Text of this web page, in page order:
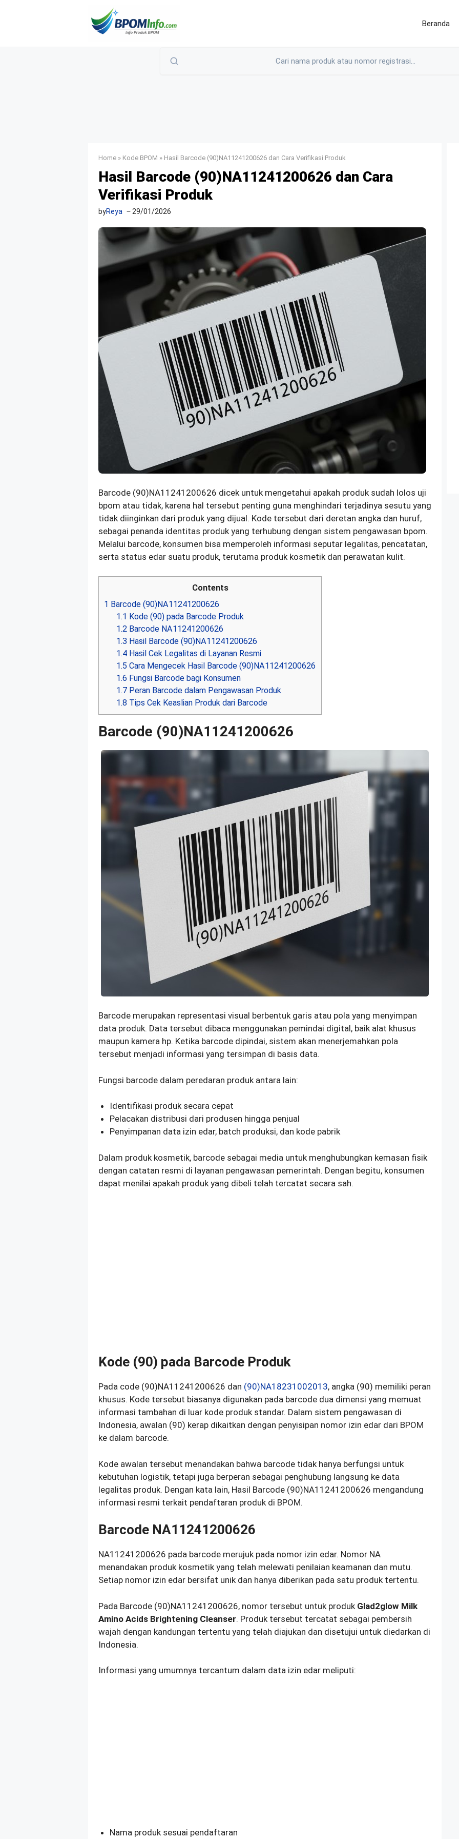
Beranda
Home » Kode BPOM » Hasil Barcode (90)NA11241200626 dan Cara Verifikasi Produk
Hasil Barcode (90)NA11241200626 dan Cara
Verifikasi Produk
byReya 29/01/2026
Barcode (90)NA11241200626 dicek untuk mengetahui apakah produk sudah lolos uji
bpom atau tidak, karena hal tersebut penting guna menghindari terjadinya sesutu yang
tidak diinginkan dari produk yang dijual. Kode tersebut dari deretan angka dan huruf,
sebagai penanda identitas produk yang terhubung dengan sistem pengawasan bpom.
Melalui barcode, konsumen bisa memperoleh informasi seputar legalitas, pencatatan,
serta status edar suatu produk, terutama produk kosmetik dan perawatan kulit.
Contents
1 Barcode (90)NA11241200626
1.1 Kode (90) pada Barcode Produk
1.2 Barcode NA11241200626
1.3 Hasil Barcode (90)NA11241200626
1.4 Hasil Cek Legalitas di Layanan Resmi
1.5 Cara Mengecek Hasil Barcode (90)NA11241200626
1.6 Fungsi Barcode bagi Konsumen
1.7 Peran Barcode dalam Pengawasan Produk
1.8 Tips Cek Keaslian Produk dari Barcode
Barcode (90)NA11241200626
Barcode merupakan representasi visual berbentuk garis atau pola yang menyimpan
data produk. Data tersebut dibaca menggunakan pemindai digital, baik alat khusus
maupun kamera hp. Ketika barcode dipindai, sistem akan menerjemahkan pola
tersebut menjadi informasi yang tersimpan di basis data.
Fungsi barcode dalam peredaran produk antara lain:
Identifikasi produk secara cepat
Pelacakan distribusi dari produsen hingga penjual
Penyimpanan data izin edar, batch produksi, dan kode pabrik
Dalam produk kosmetik, barcode sebagai media untuk menghubungkan kemasan fisik
dengan catatan resmi di layanan pengawasan pemerintah. Dengan begitu, konsumen
dapat menilai apakah produk yang dibeli telah tercatat secara sah.
Kode (90) pada Barcode Produk
Pada code (90)NA11241200626 dan (90)NA18231002013, angka (90) memiliki peran
khusus. Kode tersebut biasanya digunakan pada barcode dua dimensi yang memuat
informasi tambahan di luar kode produk standar. Dalam sistem pengawasan di
Indonesia, awalan (90) kerap dikaitkan dengan penyisipan nomor izin edar dari BPOM
ke dalam barcode.
Kode awalan tersebut menandakan bahwa barcode tidak hanya berfungsi untuk
kebutuhan logistik, tetapi juga berperan sebagai penghubung langsung ke data
legalitas produk. Dengan kata lain, Hasil Barcode (90)NA11241200626 mengandung
informasi resmi terkait pendaftaran produk di BPOM.
Barcode NA11241200626
NA11241200626 pada barcode merujuk pada nomor izin edar. Nomor NA
menandakan produk kosmetik yang telah melewati penilaian keamanan dan mutu.
Setiap nomor izin edar bersifat unik dan hanya diberikan pada satu produk tertentu.
Pada Barcode (90)NA11241200626, nomor tersebut untuk produk Glad2glow Milk
Amino Acids Brightening Cleanser. Produk tersebut tercatat sebagai pembersih
wajah dengan kandungan tertentu yang telah diajukan dan disetujui untuk diedarkan di
Indonesia.
Informasi yang umumnya tercantum dalam data izin edar meliputi:
Nama produk sesuai pendaftaran